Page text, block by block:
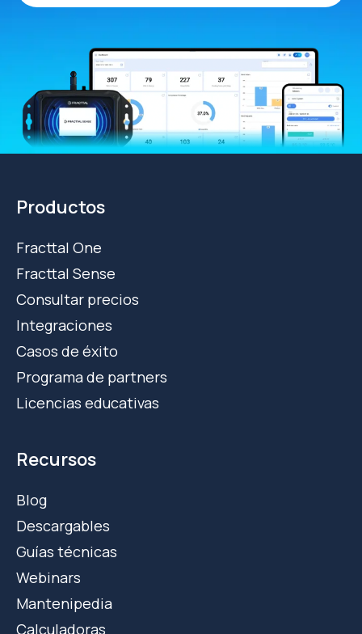
Productos
Fracttal One
Fracttal Sense
Consultar precios
Integraciones
Casos de éxito
Programa de partners
Licencias educativas
Recursos
Blog
Descargables
Guías técnicas
Webinars
Mantenipedia
Calculadoras